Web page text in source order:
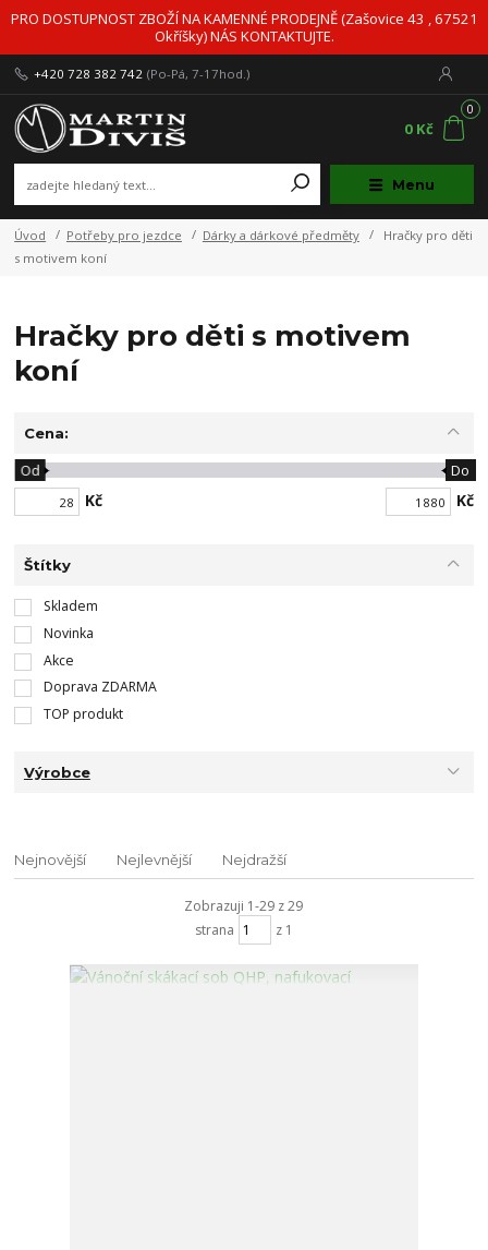
PRO DOSTUPNOST ZBOŽÍ NA KAMENNÉ PRODEJNĚ (Zašovice 43 , 67521
Okříšky) NÁS KONTAKTUJTE.
Menu
+420 728 382 742 (Po-Pá, 7-17hod.)
0
0 Kč
Úvod Potřeby pro jezdce Dárky a dárkové předměty
Hračky pro děti
s motivem koní
Hračky pro děti s motivem
koní
Cena:
Kč
Od Do
Kč
Štítky
Skladem
Novinka
Akce
Doprava ZDARMA
TOP produkt
Výrobce
Nejnovější Nejlevnější Nejdražší
Zobrazuji 1-29 z 29
strana
z 1